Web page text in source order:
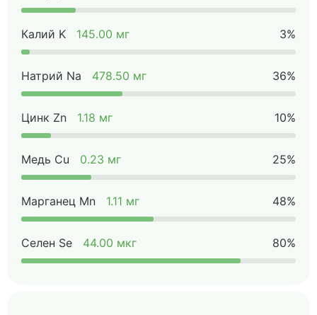
Калий K 145.00 мг 3%
Натрий Na 478.50 мг 36%
Цинк Zn 1.18 мг 10%
Медь Cu 0.23 мг 25%
Марганец Mn 1.11 мг 48%
Селен Se 44.00 мкг 80%